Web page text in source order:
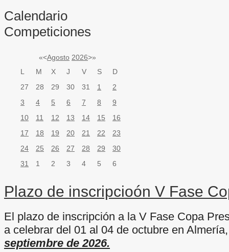
Calendario
Competiciones
«<Agosto 2026>»
L
M X J V S
D
27
28 29 30 31 1
2
3
4 5 6 7 8
9
10
11 12 13 14 15
16
17
18 19 20 21 22
23
24
25 26 27 28 29
30
31
1 2 3 4 5 6
Plazo de inscripcioón V Fase
El plazo de inscripción a la V Fase Copa
a celebrar del 01 al 04 de octubre en
septiembre de 2026.